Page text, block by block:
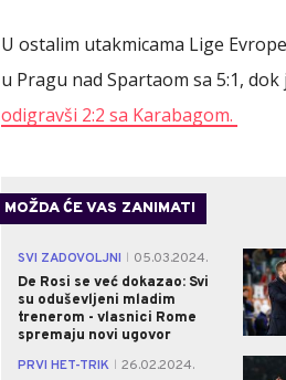
U ostalim utakmicama Lige
u Pragu nad Spartaom sa 5:1, dok
odigravši 2:2 sa Karabagom.
MOŽDA ĆE VAS ZANIMATI
SVI ZADOVOLJNI
05.03.2024.
De Rosi se već dokazao: Svi
su oduševljeni mladim
trenerom - vlasnici Rome
spremaju novi ugovor
PRVI HET-TRIK
26.02.2024.